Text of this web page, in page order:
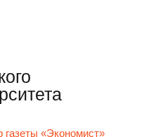
«Экономист»